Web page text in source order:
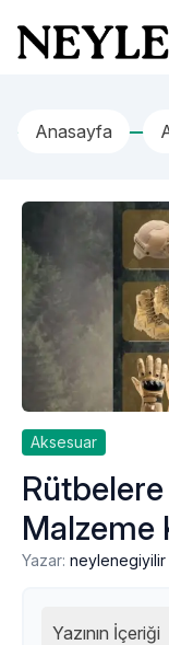
Neyle Ne Giyilir
Anasayfa
Aksesuar
Malzeme
Yazar: neylenegiyilir
Yazının İçeriği